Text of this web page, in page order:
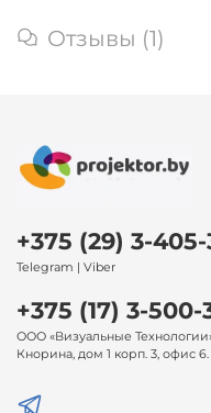
Отзывы (1)
+375 (29) 3-
Telegram | Viber
+375 (17) 3-500-
ООО «Визуальные
Кнорина, дом 1 корп. 3, офис